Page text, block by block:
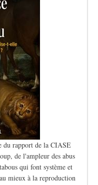
du rapport de la CIASE
de l'ampleur des abus
qui font système et
mieux à la reproduction